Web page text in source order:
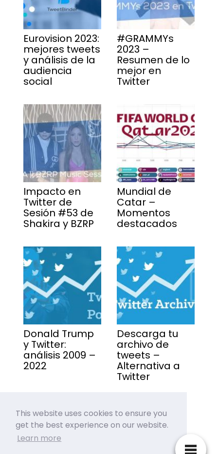
Eurovision 2023:
mejores tweets
y análisis de la
audiencia
social
#GRAMMYs
2023 –
Resumen de lo
mejor en
Twitter
Impacto en
Twitter de
Sesión #53 de
Shakira y BZRP
Mundial de
Catar –
Momentos
destacados
Donald Trump
y Twitter:
análisis 2009 –
2022
Descarga tu
archivo de
tweets –
Alternativa a
Twitter
This website uses cookies to ensure you
get the best experience on our website.
Learn more